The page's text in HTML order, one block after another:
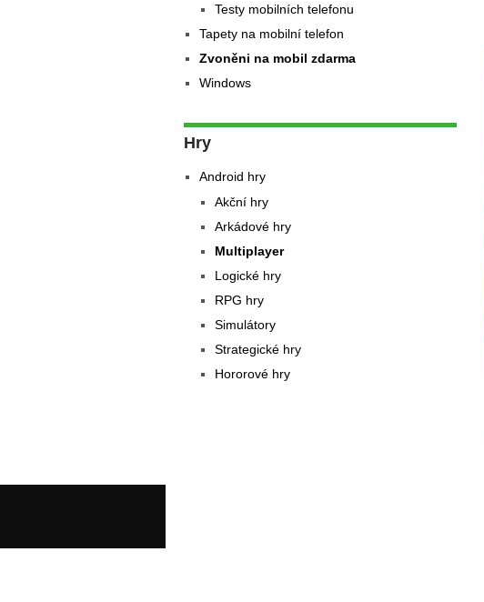
Testy mobilních telefonu
Tapety na mobilní telefon
Zvoněni na mobil zdarma
Windows
Hry
Android hry
Akční hry
Arkádové hry
Multiplayer
Logické hry
RPG hry
Simulátory
Strategické hry
Hororové hry